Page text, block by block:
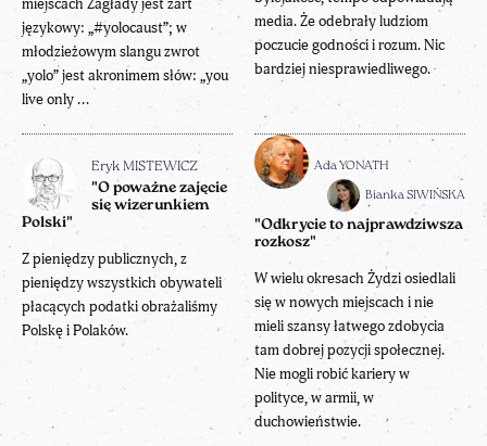
językowy: „#yolocaust”; w
młodzieżowym slangu zwrot
„yolo” jest akronimem słów: „you
live only ...
media. Że odebrały ludziom
poczucie godności i rozum. Nic
bardziej niesprawiedliwego.
Eryk MISTEWICZ
"O poważne zajęcie
się wizerunkiem
Polski"
Z pieniędzy publicznych, z
pieniędzy wszystkich obywateli
płacących podatki obrażaliśmy
Polskę i Polaków.
Ada YONATH
Bianka SIWIŃSKA
"Odkrycie to najprawdziwsza
rozkosz"
W wielu okresach Żydzi osiedlali
się w nowych miejscach i nie
mieli szansy łatwego zdobycia
tam dobrej pozycji społecznej.
Nie mogli robić kariery w
polityce, w armii, w
duchowieństwie.